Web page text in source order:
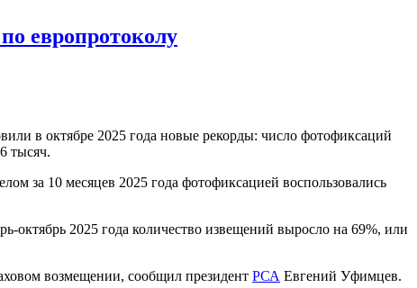
европротоколу
в октябре 2025 года новые рекорды: число фотофиксаций
тысяч.
за 10 месяцев 2025 года фотофиксацией воспользовались
2025 года количество извещений выросло на 69%, или
возмещении, сообщил президент РСА Евгений Уфимцев.